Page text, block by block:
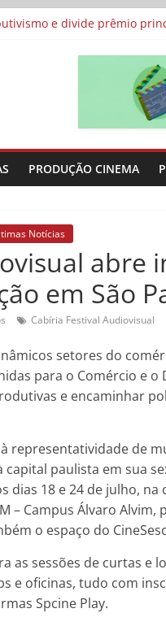
e divide prêmio
Curta Cinema
alunos de escolas públicas
protagonizam
PRODUÇÃO CINEMA
Notícias
abre
em São
Cabíria Festival Audiovisual
setores do
para o Comércio e
e encaminhar
representatividade de
paulista em sua
18 e 24 de julho, na
– Campus Álvaro
o espaço do
as sessões de curtas
e oficinas, tudo com
Spcine Play.